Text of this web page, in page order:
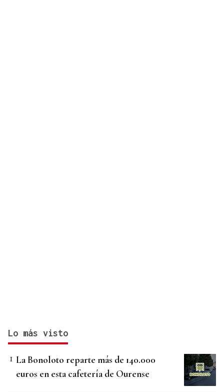
Lo más visto
La Bonoloto reparte más de 140.000
euros en esta cafetería de Ourense